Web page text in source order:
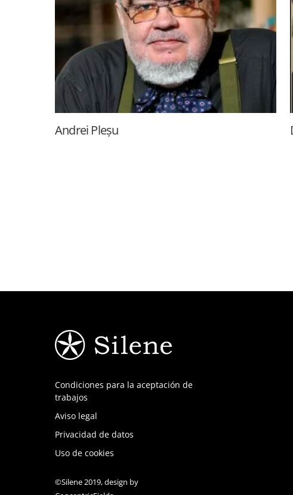
Andrei Pleșu
Condiciones para la aceptación de
trabajos
Aviso legal
Privacidad de datos
Uso de cookies
©Silene 2019, design by